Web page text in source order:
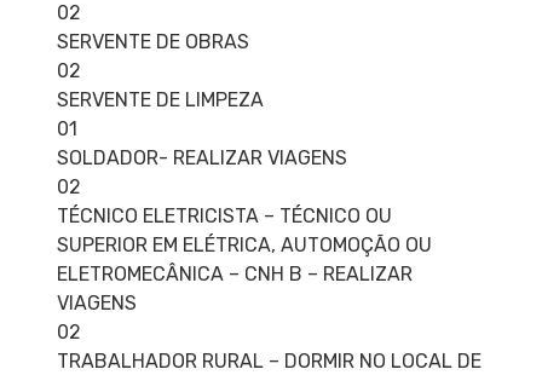
02
SERVENTE DE OBRAS
02
SERVENTE DE LIMPEZA
01
SOLDADOR- REALIZAR VIAGENS
02
TÉCNICO ELETRICISTA – TÉCNICO OU
SUPERIOR EM ELÉTRICA, AUTOMOÇÃO OU
ELETROMECÂNICA – CNH B – REALIZAR
VIAGENS
02
TRABALHADOR RURAL – DORMIR NO LOCAL DE